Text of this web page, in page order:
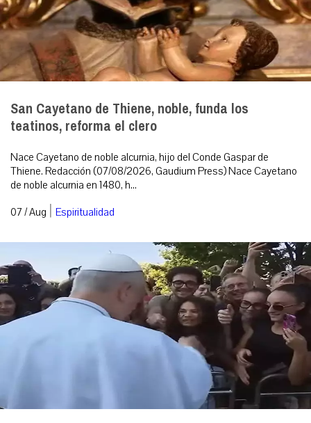
San Cayetano de Thiene, noble, funda los
teatinos, reforma el clero
Nace Cayetano de noble alcurnia, hijo del Conde Gaspar de
Thiene. Redacción (07/08/2026, Gaudium Press) Nace Cayetano
de noble alcurnia en 1480, h...
07 / Aug | Espiritualidad